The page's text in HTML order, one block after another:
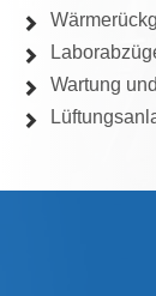
Wartung